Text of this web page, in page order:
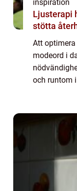
inspiration
Ljusterapi häst hur
stötta
Att optimera
modeord i
och runtom